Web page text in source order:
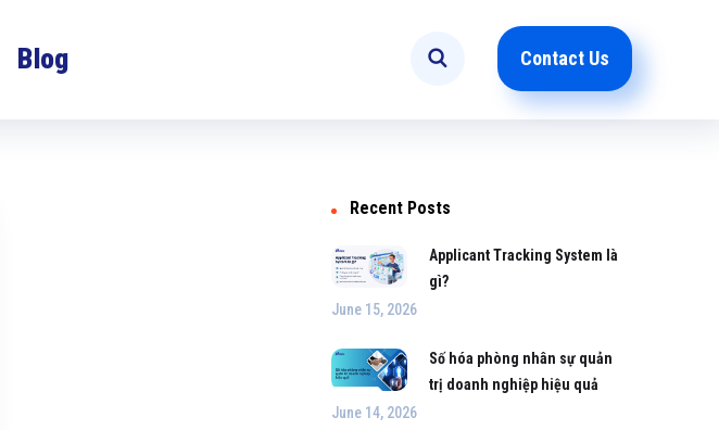
Blog Contact Us
Recent Posts
Applicant Tracking System là
gì?
June 15, 2026
Số hóa phòng nhân sự quản
trị doanh nghiệp hiệu quả
June 14, 2026